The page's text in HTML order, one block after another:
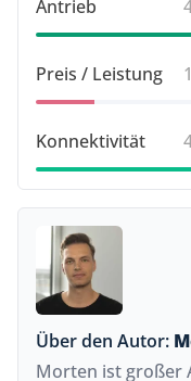
Antrieb
Preis / Leistung
Konnektivität
Über den Autor:
Morten ist großer